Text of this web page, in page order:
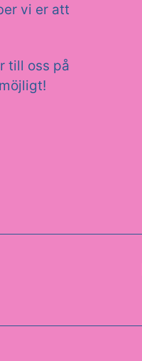
vi er att
till oss på